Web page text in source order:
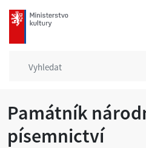
mkcr.cz
Památník
písemnictví